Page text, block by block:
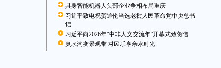
具身智能机器人头部企业争相布局重庆
习近平致电祝贺通伦当选老挝人民革命党中央总书
记
习近平向2026年“中非人文交流年”开幕式致贺信
臭水沟变景观带 村民乐享亲水时光